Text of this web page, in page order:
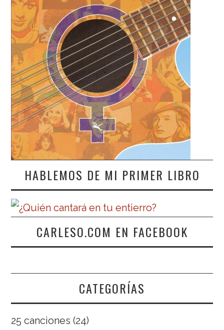
HABLEMOS DE MI PRIMER LIBRO
CARLESO.COM EN FACEBOOK
CATEGORÍAS
25 canciones (24)